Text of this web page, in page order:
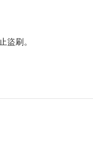
盜刷。